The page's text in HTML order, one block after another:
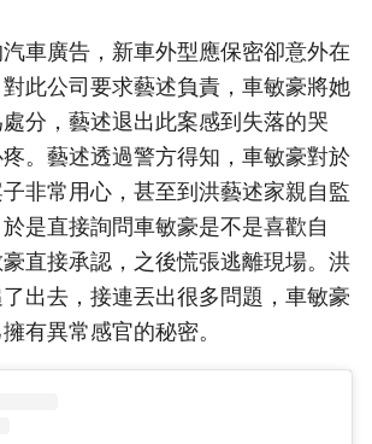
車廣告，新車外型應保密卻意外在
此公司要求藝述負責，車敏豪將她
分，藝述退出此案感到失落的哭
。藝述透過警方得知，車敏豪對於
非常用心，甚至到洪藝述家親自監
是直接詢問車敏豪是不是喜歡自
直接承認，之後慌張逃離現場。洪
出去，接連丟出很多問題，車敏豪
有異常感官的秘密。